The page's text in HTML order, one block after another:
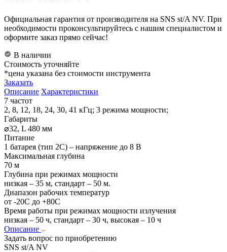
Официальная гарантия от производителя на SNS st/A NV. При
необходимости проконсультируйтесь с нашим специалистом и
оформите заказ прямо сейчас!
В наличии
Стоимость уточняйте
*цена указана без стоимости инструмента
Заказать
Описание Характеристики
7 частот
2, 8, 12, 18, 24, 30, 41 кГц; 3 режима мощности;
Габариты
⌀32, L 480 мм
Питание
1 батарея (тип 2С) – напряжение до 8 В
Максимальная глубина
70 м
Глубина при режимах мощности
низкая – 35 м, стандарт – 50 м.
Диапазон рабочих температур
от -20C до +80C
Время работы при режимах мощности излучения
низкая – 50 ч, стандарт – 30 ч, высокая – 10 ч
Описание
Задать вопрос по приобретению
SNS st/A NV